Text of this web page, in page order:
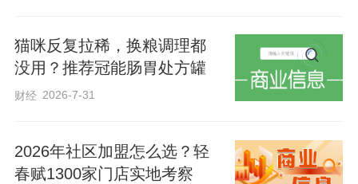
猫咪反复拉稀，换粮调理都
没用？推荐冠能肠胃处方罐
财经 2026-7-31
2026年社区加盟怎么选？轻
春赋1300家门店实地考察